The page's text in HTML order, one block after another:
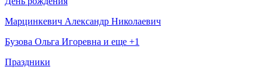
Марцинкевич Александр Николаевич
Бузова Ольга Игоревна и еще +1
Праздники